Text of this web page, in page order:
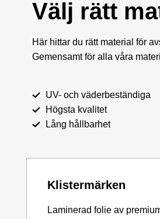
Välj rätt
Här hittar du rätt material för
Gemensamt för alla våra
UV- och väderbeständiga
Högsta kvalitet
Lång hållbarhet
Klistermärken
Laminerad folie av